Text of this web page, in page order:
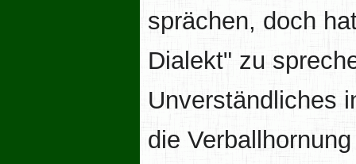
sprächen, doch
Dialekt" zu
Unverständliches
die